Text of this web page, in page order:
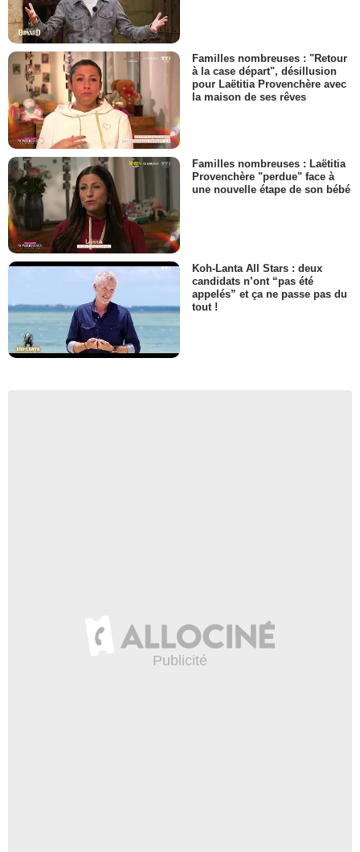
Familles nombreuses : "Retour
à la case départ", désillusion
pour Laëtitia Provenchère avec
la maison de ses rêves
Familles nombreuses : Laëtitia
Provenchère "perdue" face à
une nouvelle étape de son bébé
Koh-Lanta All Stars : deux
candidats n’ont “pas été
appelés” et ça ne passe pas du
tout !